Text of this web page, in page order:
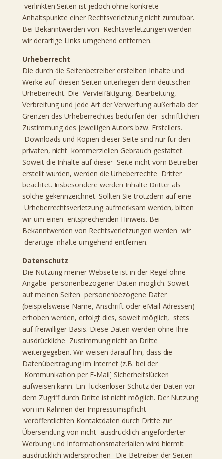
verlinkten Seiten ist jedoch ohne konkrete
Anhaltspunkte einer Rechtsverletzung nicht zumutbar.
Bei Bekanntwerden von Rechtsverletzungen werden
wir derartige Links umgehend entfernen.
Urheberrecht
Die durch die Seitenbetreiber erstellten Inhalte und
Werke auf diesen Seiten unterliegen dem deutschen
Urheberrecht. Die Vervielfältigung, Bearbeitung,
Verbreitung und jede Art der Verwertung außerhalb der
Grenzen des Urheberrechtes bedürfen der schriftlichen
Zustimmung des jeweiligen Autors bzw. Erstellers.
Downloads und Kopien dieser Seite sind nur für den
privaten, nicht kommerziellen Gebrauch gestattet.
Soweit die Inhalte auf dieser Seite nicht vom Betreiber
erstellt wurden, werden die Urheberrechte Dritter
beachtet. Insbesondere werden Inhalte Dritter als
solche gekennzeichnet. Sollten Sie trotzdem auf eine
Urheberrechtsverletzung aufmerksam werden, bitten
wir um einen entsprechenden Hinweis. Bei
Bekanntwerden von Rechtsverletzungen werden wir
derartige Inhalte umgehend entfernen.
Datenschutz
Die Nutzung meiner Webseite ist in der Regel ohne
Angabe personenbezogener Daten möglich. Soweit
auf meinen Seiten personenbezogene Daten
(beispielsweise Name, Anschrift oder eMail-Adressen)
erhoben werden, erfolgt dies, soweit möglich, stets
auf freiwilliger Basis. Diese Daten werden ohne Ihre
ausdrückliche Zustimmung nicht an Dritte
weitergegeben. Wir weisen darauf hin, dass die
Datenübertragung im Internet (z.B. bei der
Kommunikation per E-Mail) Sicherheitslücken
aufweisen kann. Ein lückenloser Schutz der Daten vor
dem Zugriff durch Dritte ist nicht möglich. Der Nutzung
von im Rahmen der Impressumspflicht
veröffentlichten Kontaktdaten durch Dritte zur
Übersendung von nicht ausdrücklich angeforderter
Werbung und Informationsmaterialien wird hiermit
ausdrücklich widersprochen. Die Betreiber der Seiten